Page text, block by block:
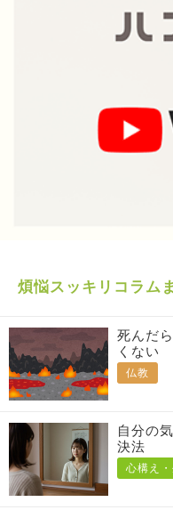
煩悩スッキリコラム
死んだ
くない
仏教
自分の
決法
心構え